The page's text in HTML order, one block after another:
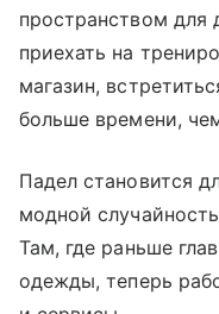
пространством для
приехать на
магазин,
больше времени,
Падел становится
модной
Там, где раньше
одежды, теперь